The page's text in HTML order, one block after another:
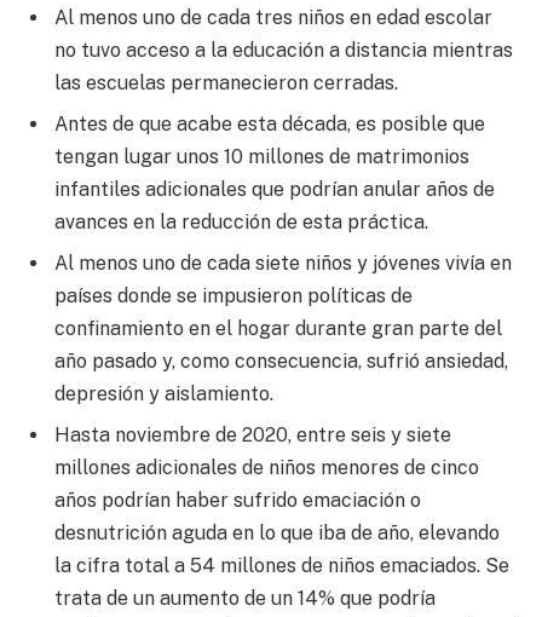
Al menos uno de cada tres niños en edad escolar
no tuvo acceso a la educación a distancia mientras
las escuelas permanecieron cerradas.
Antes de que acabe esta década, es posible que
tengan lugar unos 10 millones de matrimonios
infantiles adicionales que podrían anular años de
avances en la reducción de esta práctica.
Al menos uno de cada siete niños y jóvenes vivía en
países donde se impusieron políticas de
confinamiento en el hogar durante gran parte del
año pasado y, como consecuencia, sufrió ansiedad,
depresión y aislamiento.
Hasta noviembre de 2020, entre seis y siete
millones adicionales de niños menores de cinco
años podrían haber sufrido emaciación o
desnutrición aguda en lo que iba de año, elevando
la cifra total a 54 millones de niños emaciados. Se
trata de un aumento de un 14% que podría